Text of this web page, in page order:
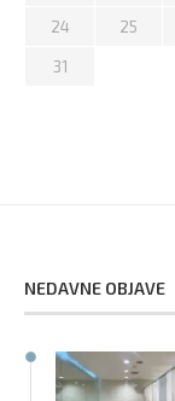
24 25
31
NEDAVNE OBJAVE